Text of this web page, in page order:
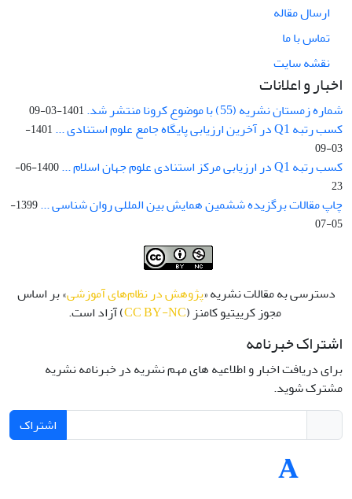
ارسال مقاله
تماس با ما
نقشه سایت
اخبار و اعلانات
شماره زمستان نشریه (55) با موضوع کرونا منتشر شد. 1401-03-09
کسب رتبه Q1 در آخرین ارزیابی پایگاه جامع علوم استنادی ...
1401-
03-09
کسب رتبه Q1 در ارزیابی مرکز استنادی علوم جهان اسلام ...
1400-06-
23
چاپ مقالات برگزیده ششمین همایش بین المللی روان شناسی ...
1399-
05-07
دسترسی به مقالات نشریه «پژوهش در نظام‌های آموزشی» بر اساس
مجوز کرییتیو کامنز (CC BY-NC) آزاد است.
اشتراک خبرنامه
برای دریافت اخبار و اطلاعیه های مهم نشریه در خبرنامه نشریه
مشترک شوید.
اشتراک